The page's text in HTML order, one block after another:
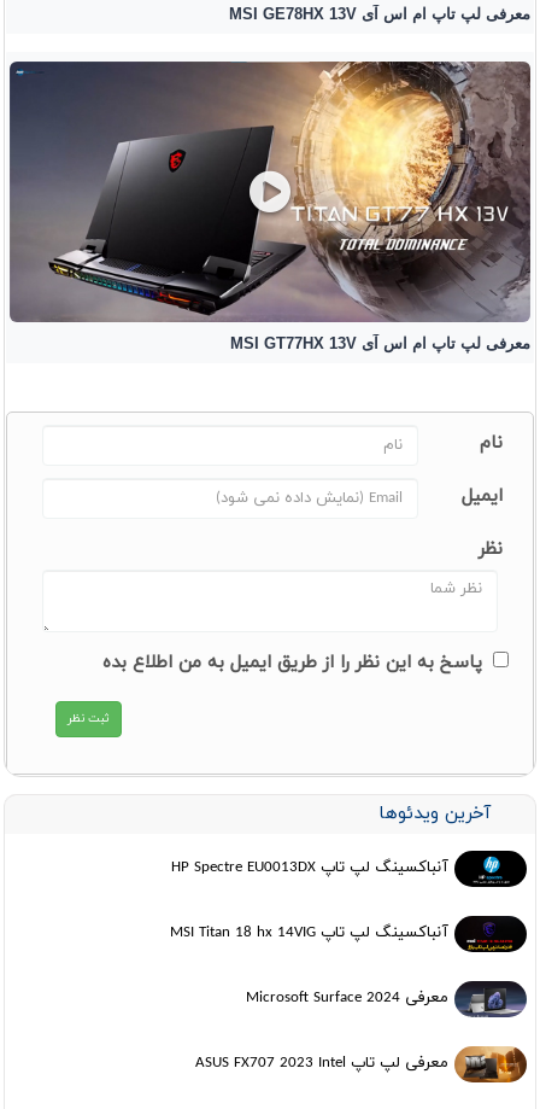
معرفی لپ تاپ ام اس آی MSI GE78HX 13V
معرفی لپ تاپ ام اس آی MSI GT77HX 13V
نام
ایمیل
نظر
پاسخ به این نظر را از طریق ایمیل به من اطلاع بده
آخرین ویدئوها
آنباکسینگ لپ تاپ HP Spectre EU0013DX
آنباکسینگ لپ تاپ MSI Titan 18 hx 14VIG
معرفی Microsoft Surface 2024
معرفی لپ تاپ ASUS FX707 2023 Intel